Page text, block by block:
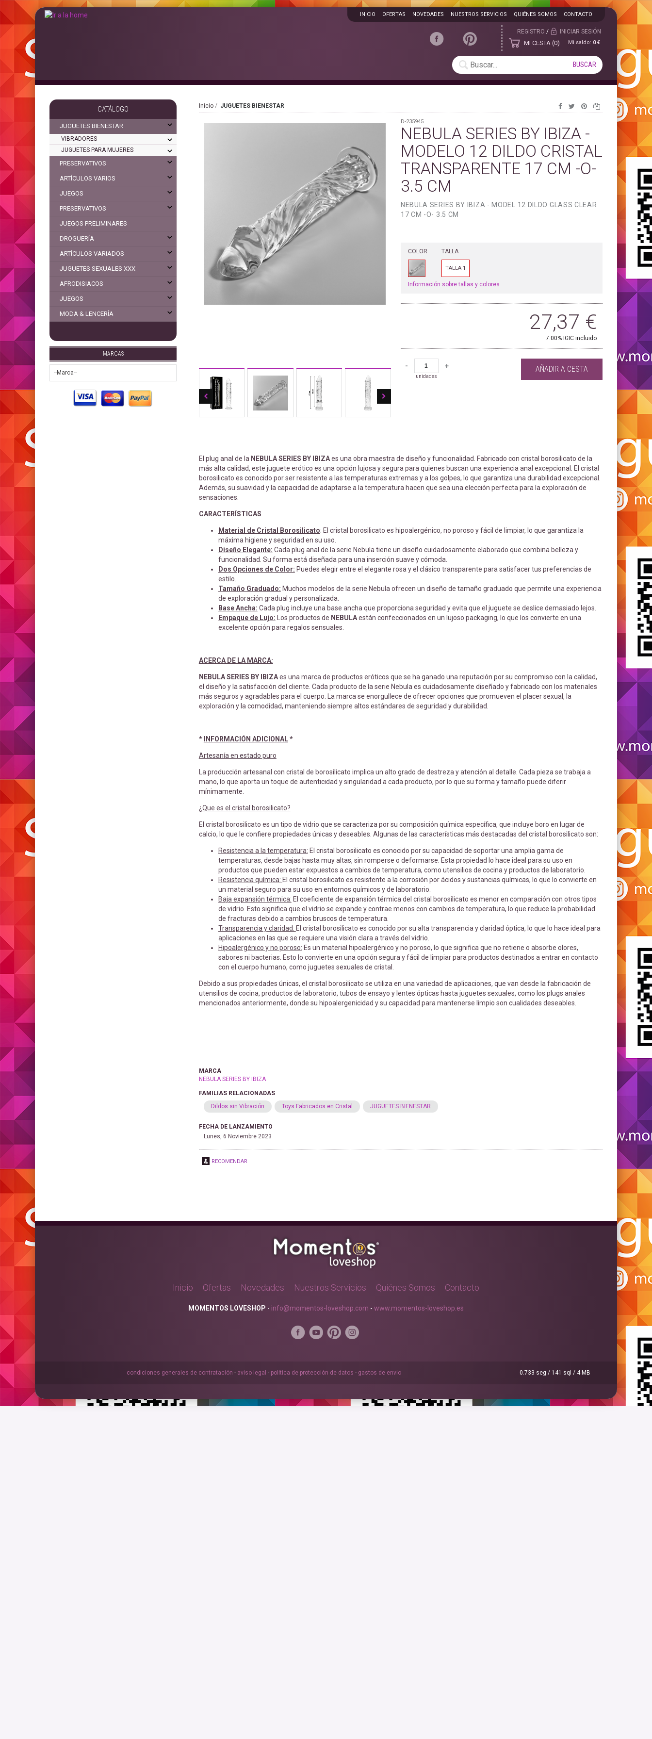
REGISTRO / INICIAR SESIÓN
MI CESTA 0 Mi saldo: 0 €
INICIO OFERTAS NOVEDADES NUESTROS SERVICIOS QUIÉNES SOMOS CONTACTO
CATÁLOGO
JUGUETES BIENESTAR
VIBRADORES
JUGUETES PARA MUJERES
PRESERVATIVOS
ARTÍCULOS VARIOS
JUEGOS
PRESERVATIVOS
JUEGOS PRELIMINARES
DROGUERÍA
ARTÍCULOS VARIADOS
JUGUETES SEXUALES XXX
AFRODISIACOS
JUEGOS
MODA & LENCERÍA
MARCAS
Inicio JUGUETES BIENESTAR
D-235945
NEBULA SERIES BY IBIZA -
MODELO 12 DILDO CRISTAL
TRANSPARENTE 17 CM -O-
3.5 CM
NEBULA SERIES BY IBIZA - MODEL 12 DILDO GLASS CLEAR
17 CM -O- 3.5 CM
COLOR TALLA
TALLA 1
Información sobre tallas y colores
27,37 €
7.00% IGIC incluido
-
unidades
+ AÑADIR A CESTA
El plug anal de la NEBULA SERIES BY IBIZAes una obra maestra de diseño y funcionalidad. Fabricado con cristal borosilicato de la
más alta calidad, este juguete erótico es una opción lujosa y segura para quienes buscan una experiencia anal excepcional. El cristal
borosilicato es conocido por ser resistente a las temperaturas extremas y a los golpes, lo que garantiza una durabilidad excepcional.
Además, su suavidad y la capacidad de adaptarse a la temperatura hacen que sea una elección perfecta para la exploración de
sensaciones.
CARACTERÍSTICAS
Material de Cristal Borosilicato: El cristal borosilicato es hipoalergénico, no poroso y fácil de limpiar, lo que garantiza la
máxima higiene y seguridad en su uso.
Diseño Elegante: Cada plug anal de la serie Nebula tiene un diseño cuidadosamente elaborado que combina belleza y
funcionalidad. Su forma está diseñada para una inserción suave y cómoda.
Dos Opciones de Color: Puedes elegir entre el elegante rosa y el clásico transparente para satisfacer tus preferencias de
estilo.
Tamaño Graduado: Muchos modelos de la serie Nebula ofrecen un diseño de tamaño graduado que permite una experiencia
de exploración gradual y personalizada.
Base Ancha: Cada plug incluye una base ancha que proporciona seguridad y evita que el juguete se deslice demasiado lejos.
Empaque de Lujo:
Los productos de NEBULAestán confeccionados en un lujoso packaging, lo que los convierte en una
excelente opción para regalos sensuales.
ACERCA DE LA MARCA:
NEBULA SERIES BY IBIZAes una marca de productos eróticos que se ha ganado una reputación por su compromiso con la calidad,
el diseño y la satisfacción del cliente. Cada producto de la serie Nebula es cuidadosamente diseñado y fabricado con los materiales
más seguros y agradables para el cuerpo. La marca se enorgullece de ofrecer opciones que promueven el placer sexual, la
exploración y la comodidad, manteniendo siempre altos estándares de seguridad y durabilidad.
* INFORMACIÓN ADICIONAL*
Artesanía en estado puro
La producción artesanal con cristal de borosilicato implica un alto grado de destreza y atención al detalle. Cada pieza se trabaja a
mano, lo que aporta un toque de autenticidad y singularidad a cada producto, por lo que su forma y tamaño puede diferir
mínimamente.
¿Que es el cristal borosilicato?
El cristal borosilicato es un tipo de vidrio que se caracteriza por su composición química específica, que incluye boro en lugar de
calcio, lo que le confiere propiedades únicas y deseables. Algunas de las características más destacadas del cristal borosilicato son:
Resistencia a la temperatura: El cristal borosilicato es conocido por su capacidad de soportar una amplia gama de
temperaturas, desde bajas hasta muy altas, sin romperse o deformarse. Esta propiedad lo hace ideal para su uso en
productos que pueden estar expuestos a cambios de temperatura, como utensilios de cocina y productos de laboratorio.
Resistencia química: El cristal borosilicato es resistente a la corrosión por ácidos y sustancias químicas, lo que lo convierte en
un material seguro para su uso en entornos químicos y de laboratorio.
Baja expansión térmica: El coeficiente de expansión térmica del cristal borosilicato es menor en comparación con otros tipos
de vidrio. Esto significa que el vidrio se expande y contrae menos con cambios de temperatura, lo que reduce la probabilidad
de fracturas debido a cambios bruscos de temperatura.
Transparencia y claridad: El cristal borosilicato es conocido por su alta transparencia y claridad óptica, lo que lo hace ideal para
aplicaciones en las que se requiere una visión clara a través del vidrio.
Hipoalergénico y no poroso: Es un material hipoalergénico y no poroso, lo que significa que no retiene o absorbe olores,
sabores ni bacterias. Esto lo convierte en una opción segura y fácil de limpiar para productos destinados a entrar en contacto
con el cuerpo humano, como juguetes sexuales de cristal.
Debido a sus propiedades únicas, el cristal borosilicato se utiliza en una variedad de aplicaciones, que van desde la fabricación de
utensilios de cocina, productos de laboratorio, tubos de ensayo y lentes ópticas hasta juguetes sexuales, como los plugs anales
mencionados anteriormente, donde su hipoalergenicidad y su capacidad para mantenerse limpio son cualidades deseables.
MARCA
NEBULA SERIES BY IBIZA
FAMILIAS RELACIONADAS
Dildos sin Vibración
Toys Fabricados en Cristal JUGUETES BIENESTAR
FECHA DE LANZAMIENTO
Lunes, 6 Noviembre 2023
RECOMENDAR
Inicio Ofertas Novedades Nuestros Servicios Quiénes Somos Contacto
MOMENTOS LOVESHOP - info@momentos-loveshop.com - www.momentos-loveshop.es
condiciones generales de contratación - aviso legal - política de protección de datos - gastos de envio 0.733 seg / 141 sql / 4 MB